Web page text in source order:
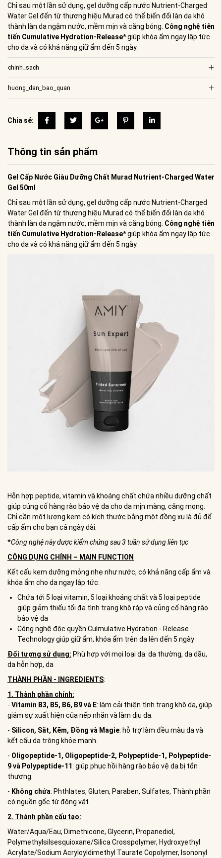
Chỉ sau một lần sử dụng, gel dưỡng cấp nước Nutrient-Charged
Water Gel đến từ thương hiệu Murad có thể biến đổi làn da khô
thành làn da ngậm nước, mềm mịn và căng bóng. Công nghệ tiên
tiến Cumulative Hydration-Release*giúp khóa ẩm ngay lập tức
cho da và có khả năng giữ ẩm đến 5 ngày.
chinh_sach
huong_dan_bao_quan
Chia sẻ:
Thông tin sản phẩm
Gel Cấp Nước Giàu Dưỡng Chất Murad Nutrient-Charged Water
Gel 50ml
Chỉ sau một lần sử dụng, gel dưỡng cấp nước Nutrient-Charged
Water Gel đến từ thương hiệu Murad có thể biến đổi làn da khô
thành làn da ngậm nước, mềm mịn và căng bóng. Công nghệ tiên
tiến Cumulative Hydration-Release*giúp khóa ẩm ngay lập tức
cho da và có khả năng giữ ẩm đến 5 ngày.
Hỗn hợp peptide, vitamin và khoáng chất chứa nhiều dưỡng chất
giúp củng cố hàng rào bảo vệ da cho da mịn màng, căng mọng.
Chỉ cần một lượng kem có kích thước bằng một đồng xu là đủ để
cấp ẩm cho bạn cả ngày dài.
*Công nghệ này được kiểm chứng sau 3 tuần sử dụng liên tục
CÔNG DỤNG CHÍNH – MAIN FUNCTION
Kết cấu kem dưỡng mỏng nhẹ như nước, có khả năng cấp ẩm và
khóa ẩm cho da ngay lập tức:
Chứa tới 5 loại vitamin, 5 loại khoáng chất và 5 loại peptide
giúp giảm thiểu tối đa tình trạng khô ráp và củng cố hàng rào
bảo vệ da
Công nghệ độc quyền Culmulative Hydration - Release
Technology giúp giữ ẩm, khóa ẩm trên da lên đến 5 ngày
Đối tượng sử dụng: Phù hợp với mọi loại da: da thường, da dầu,
da hỗn hợp, da
THÀNH PHẦN - INGREDIENTS:
1. Thành phần chính:
- Vitamin B3, B5, B6, B9 và E: làm cải thiện tình trạng khô da, giúp
giảm sự xuất hiện của nếp nhăn và làm dịu da.
- Silicon, Sắt, Kẽm, Đồng và Magie: hỗ trợ làm đều màu da và
kết cấu da trông khỏe mạnh.
- Oligopeptide-1, Oligopeptide-2, Polypeptide-1, Polypeptide-
9 và Polypeptide-11: giúp phục hồi hàng rào bảo vệ da bị tổn
thương.
- Không chứa: Phthlates, Gluten, Paraben, Sulfates, Thành phần
có nguồn gốc từ động vật.
2. Thành phần cấu tạo:
Water/Aqua/Eau, Dimethicone, Glycerin, Propanediol,
Polymethylsilsesquioxane/Silica Crosspolymer, Hydroxyethyl
Acrylate/Sodium Acryloyldimethyl Taurate Copolymer, Isononyl